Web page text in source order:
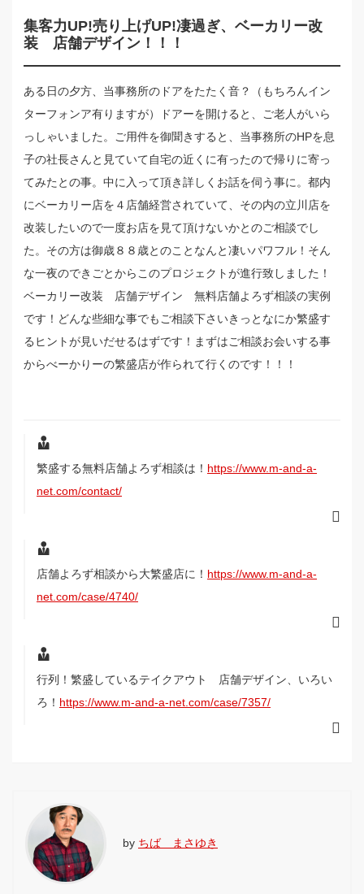
集客力UP!売り上げUP!凄過ぎ、ベーカリー改
装 店舗デザイン！！！
ある日の夕方、当事務所のドアをたたく音？（もちろんイン
ターフォンア有りますが）ドアーを開けると、ご老人がいら
っしゃいました。ご用件を御聞きすると、当事務所のHPを息
子の社長さんと見ていて自宅の近くに有ったので帰りに寄っ
てみたとの事。中に入って頂き詳しくお話を伺う事に。都内
にベーカリー店を４店舗経営されていて、その内の立川店を
改装したいので一度お店を見て頂けないかとのご相談でし
た。その方は御歳８８歳とのことなんと凄いパワフル！そん
な一夜のできごとからこのプロジェクトが進行致しました！
ベーカリー改装 店舗デザイン 無料店舗よろず相談の実例
です！どんな些細な事でもご相談下さいきっとなにか繁盛す
るヒントが見いだせるはずです！まずはご相談お会いする事
からべーかりーの繁盛店が作られて行くのです！！！
繁盛する無料店舗よろず相談は！ https://www.m-and-a-
net.com/contact/
店舗よろず相談から大繁盛店に！ https://www.m-and-a-
net.com/case/4740/
行列！繁盛しているテイクアウト 店舗デザイン、いろい
ろ！ https://www.m-and-a-net.com/case/7357/
by ちば まさゆき